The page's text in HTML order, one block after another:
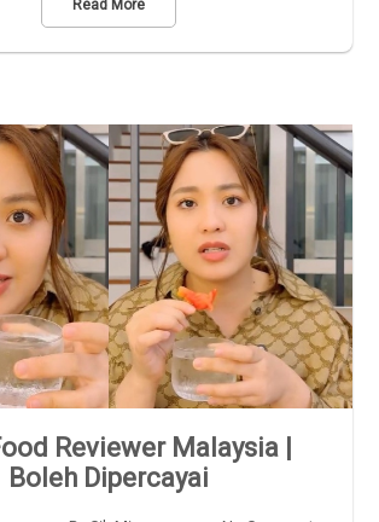
Read More
Reviewer Malaysia |
Boleh Dipercayai